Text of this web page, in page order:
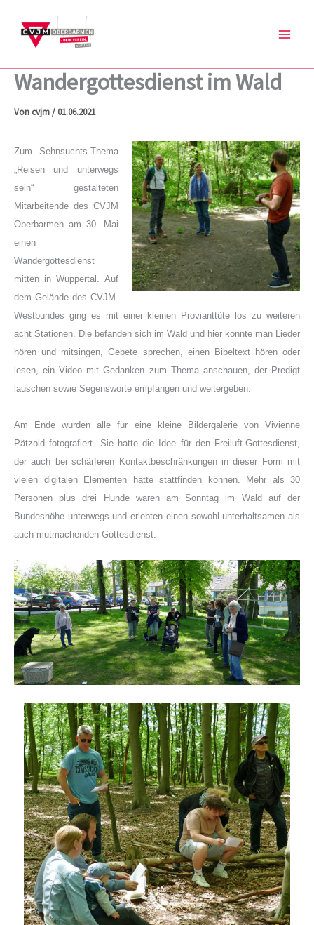
Inhalt
springen
Wandergottesdienst im Wald
Von cvjm/ 01.06.2021
Zum Sehnsuchts-Thema
„Reisen und unterwegs
sein“ gestalteten
Mitarbeitende des CVJM
Oberbarmen am 30. Mai
einen
Wandergottesdienst
mitten in Wuppertal. Auf
dem Gelände des CVJM-
Westbundes ging es mit einer kleinen Provianttüte los zu weiteren
acht Stationen. Die befanden sich im Wald und hier konnte man Lieder
hören und mitsingen, Gebete sprechen, einen Bibeltext hören oder
lesen, ein Video mit Gedanken zum Thema anschauen, der Predigt
lauschen sowie Segensworte empfangen und weitergeben.
Am Ende wurden alle für eine kleine Bildergalerie von Vivienne
Pätzold fotografiert. Sie hatte die Idee für den Freiluft-Gottesdienst,
der auch bei schärferen Kontaktbeschränkungen in dieser Form mit
vielen digitalen Elementen hätte stattfinden können. Mehr als 30
Personen plus drei Hunde waren am Sonntag im Wald auf der
Bundeshöhe unterwegs und erlebten einen sowohl unterhaltsamen als
auch mutmachenden Gottesdienst.